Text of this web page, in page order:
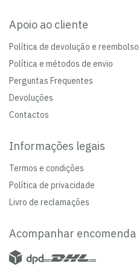
Apoio ao cliente
Política de devolução e reembolso
Política e métodos de envio
Perguntas Frequentes
Devoluções
Contactos
Informações legais
Termos e condições
Política de privacidade
Livro de reclamações
Acompanhar encomenda